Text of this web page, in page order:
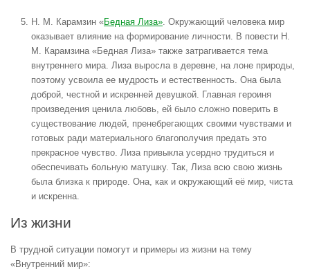
Н. М. Карамзин «Бедная Лиза» . Окружающий человека мир
оказывает влияние на формирование личности. В повести Н.
М. Карамзина «Бедная Лиза» также затрагивается тема
внутреннего мира. Лиза выросла в деревне, на лоне природы,
поэтому усвоила ее мудрость и естественность. Она была
доброй, честной и искренней девушкой. Главная героиня
произведения ценила любовь, ей было сложно поверить в
существование людей, пренебрегающих своими чувствами и
готовых ради материального благополучия предать это
прекрасное чувство. Лиза привыкла усердно трудиться и
обеспечивать больную матушку. Так, Лиза всю свою жизнь
была близка к природе. Она, как и окружающий её мир, чиста
и искренна.
Из жизни
В трудной ситуации помогут и примеры из жизни на тему
«Внутренний мир»: